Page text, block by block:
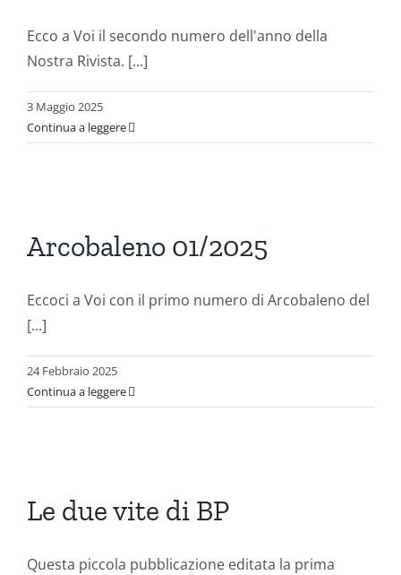
Ecco a Voi il secondo numero dell'anno della
Nostra Rivista. [...]
3 Maggio 2025
Continua a leggere
Arcobaleno 01/2025
Eccoci a Voi con il primo numero di Arcobaleno del
[...]
24 Febbraio 2025
Continua a leggere
Le due vite di BP
Questa piccola pubblicazione editata la prima